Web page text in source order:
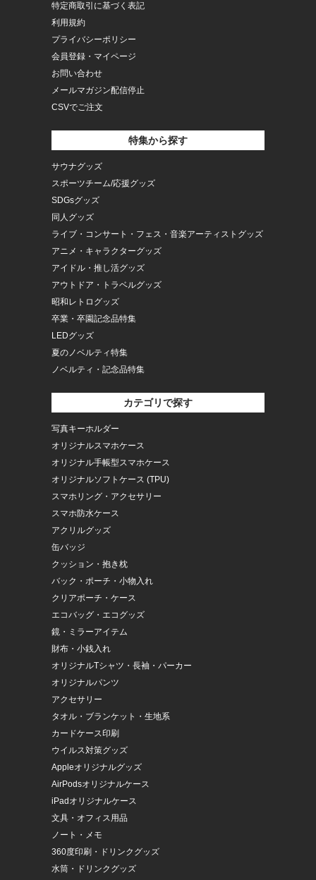
特定商取引に基づく表記
利用規約
プライバシーポリシー
会員登録・マイページ
お問い合わせ
メールマガジン配信停止
CSVでご注文
特集から探す
サウナグッズ
スポーツチーム/応援グッズ
SDGsグッズ
同人グッズ
ライブ・コンサート・フェス・音楽アーティストグッズ
アニメ・キャラクターグッズ
アイドル・推し活グッズ
アウトドア・トラベルグッズ
昭和レトログッズ
卒業・卒園記念品特集
LEDグッズ
夏のノベルティ特集
ノベルティ・記念品特集
カテゴリで探す
写真キーホルダー
オリジナルスマホケース
オリジナル手帳型スマホケース
オリジナルソフトケース (TPU)
スマホリング・アクセサリー
スマホ防水ケース
アクリルグッズ
缶バッジ
クッション・抱き枕
バック・ポーチ・小物入れ
クリアポーチ・ケース
エコバッグ・エコグッズ
鏡・ミラーアイテム
財布・小銭入れ
オリジナルTシャツ・長袖・パーカー
オリジナルパンツ
アクセサリー
タオル・ブランケット・生地系
カードケース印刷
ウイルス対策グッズ
Appleオリジナルグッズ
AirPodsオリジナルケース
iPadオリジナルケース
文具・オフィス用品
ノート・メモ
360度印刷・ドリンクグッズ
水筒・ドリンクグッズ